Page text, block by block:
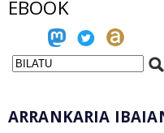
EBOOK
ARRANKARIA